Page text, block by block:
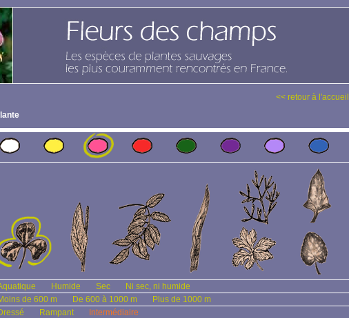
<< retour à l'accueil
Humide Sec
Ni sec, ni humide
de 600 m De 600 à 1000 m
Plus de 1000 m
Rampant
Intermédiaire